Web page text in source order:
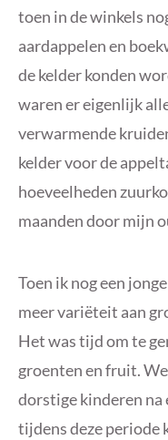
toen in de winkels
aardappelen en
de kelder konden
waren er eigenlijk
verwarmende
kelder voor de
hoeveelheden
maanden door mijn
Toen ik nog een
meer variëteit aan
Het was tijd om te
groenten en fruit.
dorstige kinderen na
tijdens deze periode